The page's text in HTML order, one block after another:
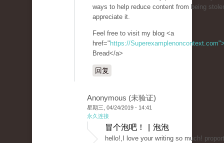
ways to help reduce content from being
appreciate it.
Feel free to visit my blog <a
href=" https://
Bread</a>
回复
Anonymous (未验证)
星期三, 04/24/2019 - 14:41
永久连接
冒个泡吧！ | 泡泡
hello!,I love your writing so much!